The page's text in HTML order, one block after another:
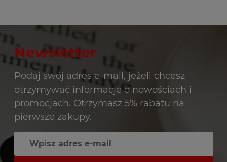
Newsletter
Podaj swój adres e-mail, jeżeli chcesz
otrzymywać informacje o nowościach i
promocjach. Otrzymasz 5% rabatu na
pierwsze zakupy.